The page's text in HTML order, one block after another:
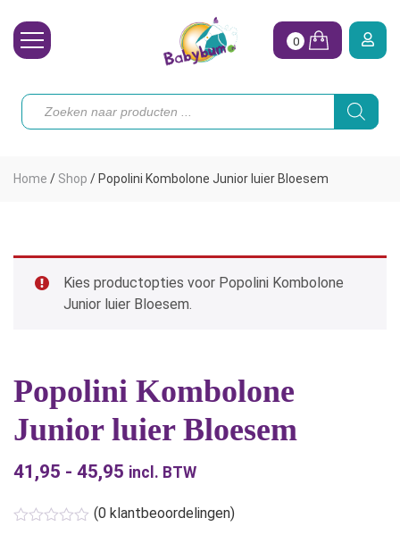
Toebehoren
Onze merken
0
Producten
zoeken
Home / Shop / Popolini Kombolone Junior luier Bloesem
Kies productopties voor Popolini Kombolone
Junior luier Bloesem.
Popolini Kombolone
Junior luier Bloesem
41,95 - 45,95 Prijsklasse:
incl. BTW
(0 klantbeoordelingen)